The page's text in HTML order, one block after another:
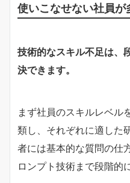
使いこなせない社員が
技術的なスキル不足は、
決できます。
まず社員のスキルレベル
類し、それぞれに適した
者には基本的な質問の仕
ロンプト技術まで段階的